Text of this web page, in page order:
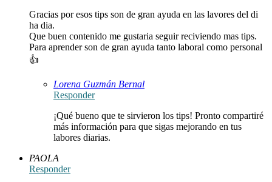
Gracias por esos tips son de gran ayuda en las lavores del di
ha dia.
Que buen contenido me gustaria seguir reciviendo mas tips.
Para aprender son de gran ayuda tanto laboral como personal
👍
Lorena Guzmán Bernal
Responder
¡Qué bueno que te sirvieron los tips! Pronto compartiré
más información para que sigas mejorando en tus
labores diarias.
PAOLA
Responder